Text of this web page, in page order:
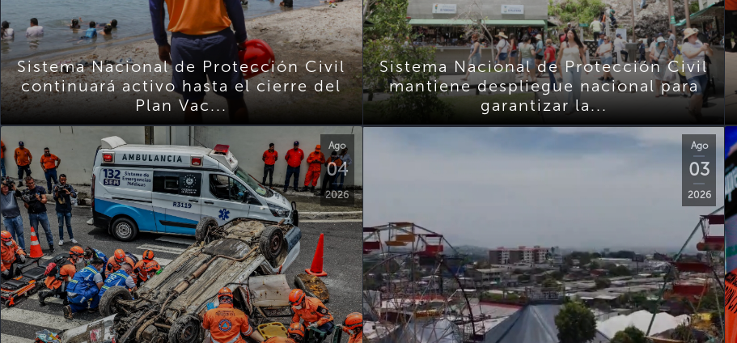
Sistema Nacional de Protección Civil
continuará activo hasta el cierre del
Plan Vac...
Sistema Nacional de Protección Civil
mantiene despliegue nacional para
garantizar la...
Ago
04
2026
Ago
03
2026